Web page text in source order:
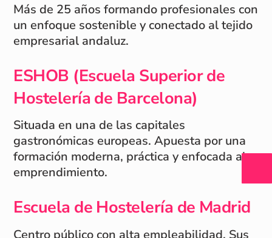
Más de 25 años formando profesionales con
un enfoque sostenible y conectado al tejido
empresarial andaluz.
ESHOB (Escuela Superior de
Hostelería de Barcelona)
Situada en una de las capitales
gastronómicas europeas. Apuesta por una
formación moderna, práctica y enfocada al
emprendimiento.
Escuela de Hostelería de Madrid
Centro público con alta empleabilidad. Sus